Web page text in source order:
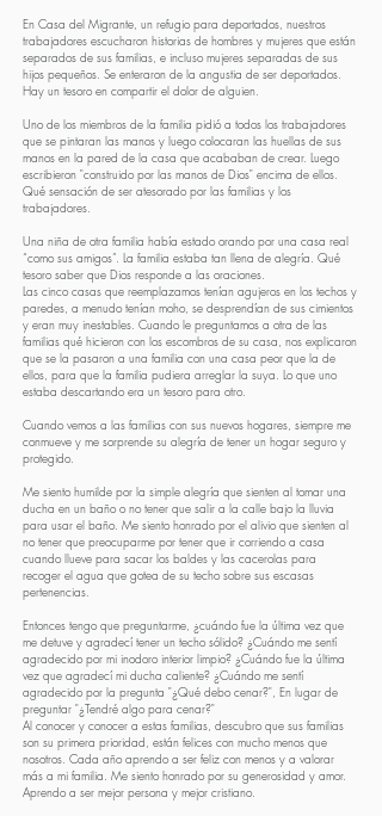
En Casa del Migrante, un refugio para deportados, nuestros
trabajadores escucharon historias de hombres y mujeres que están
separados de sus familias, e incluso mujeres separadas de sus
hijos pequeños. Se enteraron de la angustia de ser deportados.
Hay un tesoro en compartir el dolor de alguien.
Uno de los miembros de la familia pidió a todos los trabajadores
que se pintaran las manos y luego colocaran las huellas de sus
manos en la pared de la casa que acababan de crear. Luego
escribieron "construido por las manos de Dios" encima de ellos.
Qué sensación de ser atesorado por las familias y los
trabajadores.
Una niña de otra familia había estado orando por una casa real
“como sus amigos”. La familia estaba tan llena de alegría. Qué
tesoro saber que Dios responde a las oraciones.
Las cinco casas que reemplazamos tenían agujeros en los techos y
paredes, a menudo tenían moho, se desprendían de sus cimientos
y eran muy inestables. Cuando le preguntamos a otra de las
familias qué hicieron con los escombros de su casa, nos explicaron
que se la pasaron a una familia con una casa peor que la de
ellos, para que la familia pudiera arreglar la suya. Lo que uno
estaba descartando era un tesoro para otro.
Cuando vemos a las familias con sus nuevos hogares, siempre me
conmueve y me sorprende su alegría de tener un hogar seguro y
protegido.
Me siento humilde por la simple alegría que sienten al tomar una
ducha en un baño o no tener que salir a la calle bajo la lluvia
para usar el baño. Me siento honrado por el alivio que sienten al
no tener que preocuparme por tener que ir corriendo a casa
cuando llueve para sacar los baldes y las cacerolas para
recoger el agua que gotea de su techo sobre sus escasas
pertenencias.
Entonces tengo que preguntarme, ¿cuándo fue la última vez que
me detuve y agradecí tener un techo sólido? ¿Cuándo me sentí
agradecido por mi inodoro interior limpio? ¿Cuándo fue la última
vez que agradecí mi ducha caliente? ¿Cuándo me sentí
agradecido por la pregunta "¿Qué debo cenar?", En lugar de
preguntar "¿Tendré algo para cenar?"
Al conocer y conocer a estas familias, descubro que sus familias
son su primera prioridad, están felices con mucho menos que
nosotros. Cada año aprendo a ser feliz con menos y a valorar
más a mi familia. Me siento honrado por su generosidad y amor.
Aprendo a ser mejor persona y mejor cristiano.